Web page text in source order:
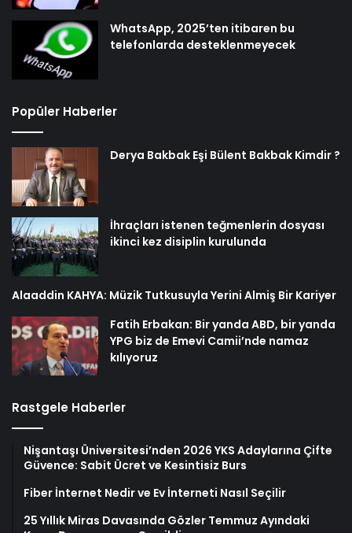
WhatsApp, 2025’ten itibaren bu
telefonlarda desteklenmeyecek
Popüler Haberler
Derya Bakbak Eşi Bülent Bakbak Kimdir ?
İhraçları istenen teğmenlerin dosyası
ikinci kez disiplin kurulunda
Alaaddin KAHYA: Müzik Tutkusuyla Yerini Almiş Bir Kariyer
Fatih Erbakan: Bir yanda ABD, bir yanda
YPG biz de Emevi Camii’nde namaz
kılıyoruz
Rastgele Haberler
Nişantaşı Üniversitesi’nden 2026 YKS Adaylarına Çifte
Güvence: Sabit Ücret ve Kesintisiz Burs
Fiber İnternet Nedir ve Ev İnterneti Nasıl Seçilir
25 Yıllık Miras Davasında Gözler Temmuz Ayındaki